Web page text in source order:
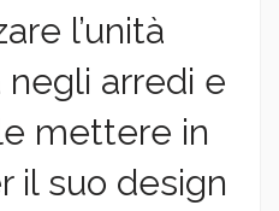
l’unità
arredi e
mettere in
il suo design